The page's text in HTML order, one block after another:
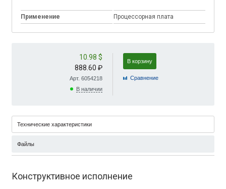
Применение Процессорная плата
10.98 $
888.60 ₽
Арт. 6054218
В наличии
В корзину
Cравнение
Технические характеристики
Файлы
Конструктивное исполнение